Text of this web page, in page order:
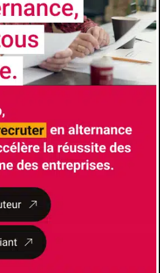
métiers (BPM)
un projet en mobilisant
dans un
cr)
de gestion
(6 cr)